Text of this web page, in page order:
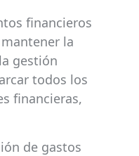
financieros
la
gestión
todos los
financieras,
de gastos